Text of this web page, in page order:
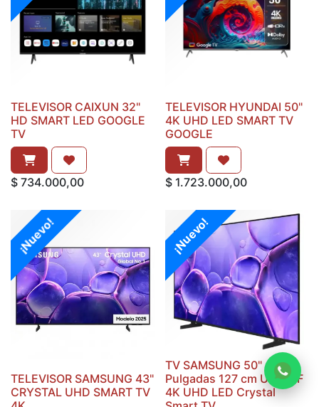
TELEVISOR CAIXUN 32"
HD SMART LED GOOGLE
TV
$ 734.000,00
TELEVISOR HYUNDAI 50"
4K UHD LED SMART TV
GOOGLE
$ 1.723.000,00
¡Nuevo!
TELEVISOR SAMSUNG 43"
CRYSTAL UHD SMART TV
¡Nuevo!
TV SAMSUNG 50"
Pulgadas 127 cm U8000F
4K UHD LED Crystal